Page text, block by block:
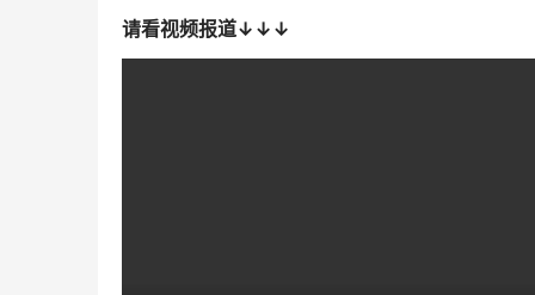
请看视频报道↓↓↓